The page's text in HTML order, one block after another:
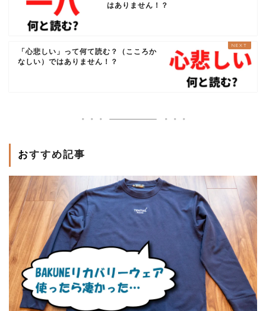
はありません！？
「心悲しい」って何て読む？（こころか
なしい）ではありません！？
おすすめ記事